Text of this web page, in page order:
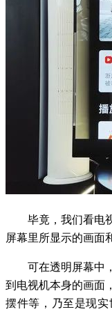
毕竟，我们看电
屏幕里所显示的画面
可在透明屏幕中
到电视机本身的画面
摆件等，乃至是现